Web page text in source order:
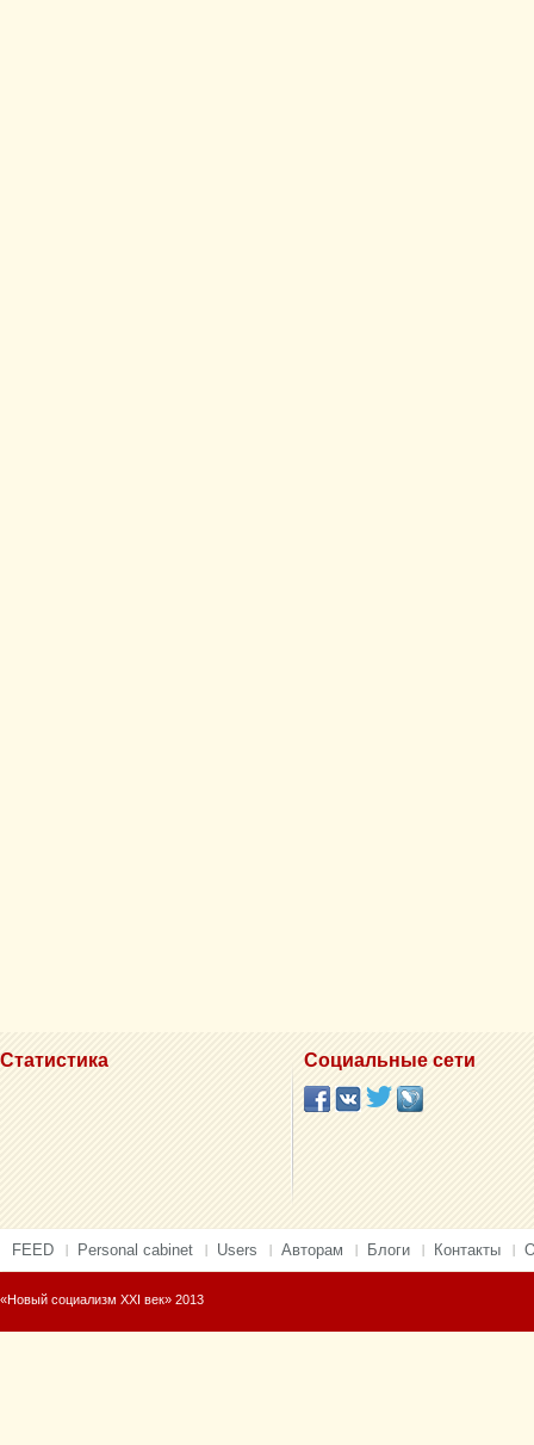
Статистика Социальные сети
FEED Personal cabinet Users Авторам Блоги Контакты
«Новый социализм XXI век» 2013